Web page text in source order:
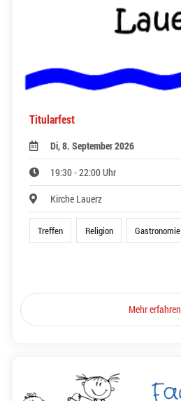
Titularfest
Di, 8. September 2026
19:30 - 22:00 Uhr
Kirche Lauerz
Treffen Religion Gastronomie
Mehr erfahren